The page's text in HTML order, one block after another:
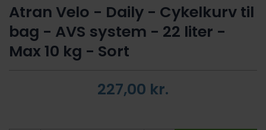
Atran Velo - Daily - Cykelkurv til
bag - AVS system - 22 liter -
Max 10 kg - Sort
227,00 kr.